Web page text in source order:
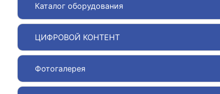
Каталог оборудования
ЦИФРОВОЙ КОНТЕНТ
Фотогалерея